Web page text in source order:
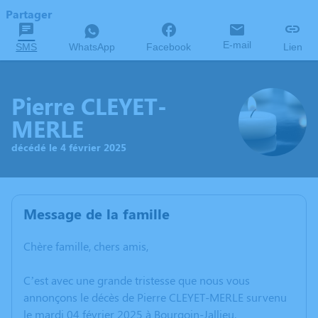
Partager
SMS WhatsApp Facebook E-mail Lien
Pierre CLEYET-
MERLE
décédé le 4 février 2025
Message de la famille
Chère famille, chers amis,
C’est avec une grande tristesse que nous vous
annonçons le décès de Pierre CLEYET-MERLE survenu
le mardi 04 février 2025 à Bourgoin-Jallieu.